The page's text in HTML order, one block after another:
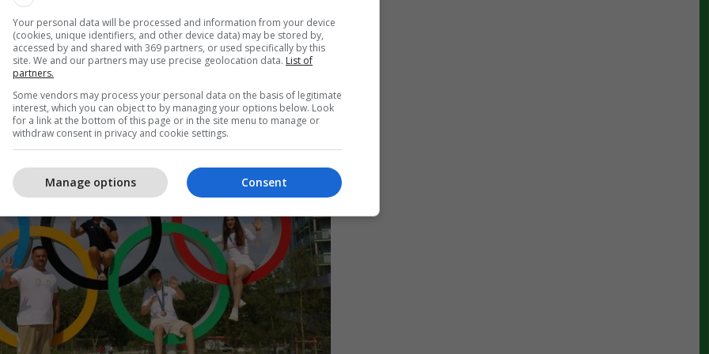
e parë në Ulaanbaatar Grand Slam 2026 po
shumë, duke shënuar ngjarjen e parë zyrtare
rrugën drejt Lojërave Olimpike të Los Angeles
reflektimet dhe mendimet përmbyllëse të
mbi supe shpresat e një kombi të tërë.
Your personal data will be processed and information from your device
(cookies, unique identifiers, and other device data) may be stored by,
accessed by and shared with 369 partners, or used specifically by this
site. We and our partners may use precise geolocation data. List of
partners.
Some vendors may process your personal data on the basis of legitimate
interest, which you can object to by managing your options below. Look
for a link at the bottom of this page or in the site menu to manage or
withdraw consent in privacy and cookie settings.
Consent
Manage options